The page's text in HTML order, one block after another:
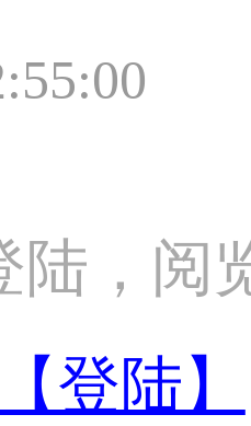
陆，阅
登陆】